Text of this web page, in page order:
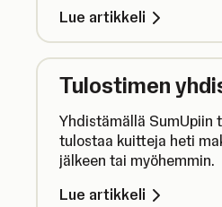
Lue artikkeli
Tulostimen
Yhdistämällä SumUpiin
tulostaa kuitteja heti
jälkeen tai myöhemmin.
Lue artikkeli